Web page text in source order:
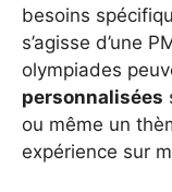
besoins
s’agisse d’une
olympiades
personnalisées
ou même un
expérience sur